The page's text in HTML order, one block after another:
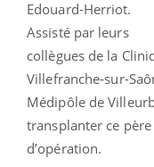
Edouard-Herriot.
Assisté par leurs
collègues de la
Villefranche-sur-
Médipôle de
transplanter ce
d’opération.